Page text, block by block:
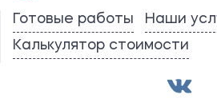
Готовые работы
Наши
Калькулятор стоимости